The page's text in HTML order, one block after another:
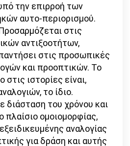
την επιρροή των
αυτο-περιορισμού.
στις
αντιξοοτήτων,
στις προσωπικές
και προοπτικών. Το
ιστορίες είναι,
το ίδιο.
διάσταση του χρόνου και
πλαίσιο ομοιομορφίας,
αναλογίας
για δράση και αυτής